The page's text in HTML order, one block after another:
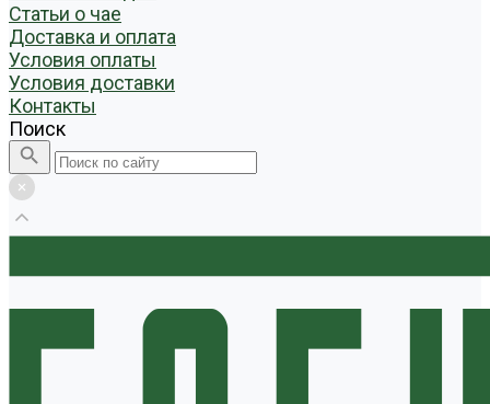
Статьи о чае
Доставка и оплата
Условия оплаты
Условия доставки
Контакты
Поиск